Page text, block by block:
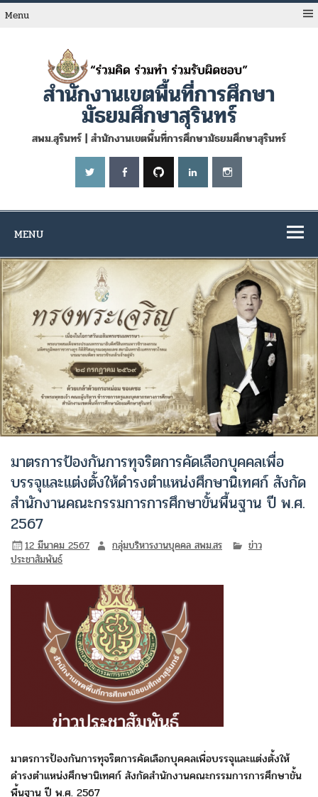
Skip
toMenu
สำนักงานเขตพื้นที่การศึกษา
มัธยมศึกษาสุรินทร์
สพม.สุรินทร์ | สำนักงานเขตพื้นที่การศึกษามัธยมศึกษาสุรินทร์
MENU
มาตรการป้องกันการทุจริตการคัดเลือกบุคคลเพื่อ
บรรจุและแต่งตั้งให้ดำรงตำแหน่งศึกษานิเทศก์ สังกัด
สำนักงานคณะกรรมการการศึกษาขั้นพื้นฐาน ปี พ.ศ.
2567
12 มีนาคม 2567 กลุ่มบริหารงานบุคคล สพม.สร
ข่าว
ประชาสัมพันธ์
มาตรการป้องกันการทุจริตการคัดเลือกบุคคลเพื่อบรรจุและแต่งตั้งให้
ดำรงตำแหน่งศึกษานิเทศก์ สังกัดสำนักงานคณะกรรมการการศึกษาขั้น
พื้นฐาน ปี พ.ศ. 2567